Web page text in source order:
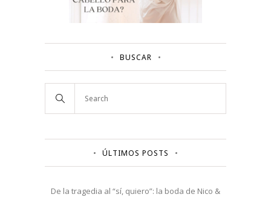
BUSCAR
ÚLTIMOS POSTS
De la tragedia al “sí, quiero”: la boda de Nico &